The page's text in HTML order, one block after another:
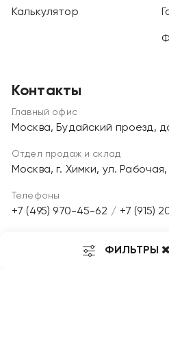
ФИЛЬТРЫ
Калькулятор
Контакты
Главный офис
Москва, Будайский проезд,
Отдел продаж и склад
Москва, г. Химки, ул.
Телефоны
+7 (495) 970-45-62 / +7 (915)
grandlesmarket@mail.ru